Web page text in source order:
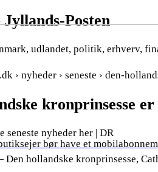
bør have et
Posten
udlandet, politik, erhverv,
› nyheder › seneste › den-
kronprinsesse
seneste nyheder her | DR
hollandske kronprinsesse,